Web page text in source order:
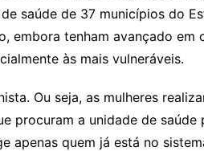
saúde de 37 municípios do
embora tenham avançado em
às mais vulneráveis.
Ou seja, as mulheres
procuram a unidade de saúde
apenas quem já está no